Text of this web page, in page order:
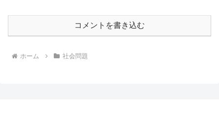
コメントを書き込む
ホーム 社会問題